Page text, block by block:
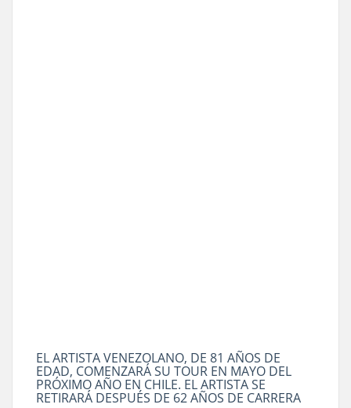
EL ARTISTA VENEZOLANO, DE 81 AÑOS DE
EDAD, COMENZARÁ SU TOUR EN MAYO DEL
PRÓXIMO AÑO EN CHILE. EL ARTISTA SE
RETIRARÁ DESPUÉS DE 62 AÑOS DE CARRERA